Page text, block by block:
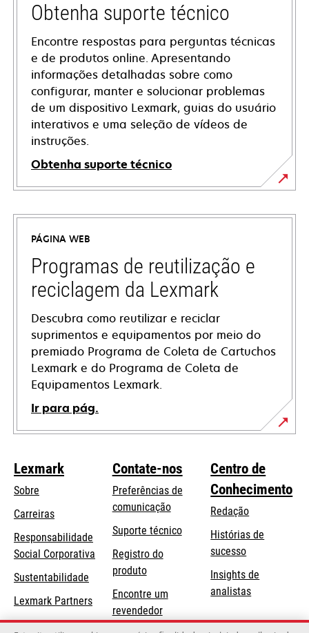
Obtenha suporte técnico
Encontre respostas para perguntas técnicas
e de produtos online. Apresentando
informações detalhadas sobre como
configurar, manter e solucionar problemas
de um dispositivo Lexmark, guias do usuário
interativos e uma seleção de vídeos de
instruções.
Obtenha suporte técnico
opens
in
new
tab
PÁGINA WEB
Programas de reutilização e
reciclagem da Lexmark
Descubra como reutilizar e reciclar
suprimentos e equipamentos por meio do
premiado Programa de Coleta de Cartuchos
Lexmark e do Programa de Coleta de
Equipamentos Lexmark.
Ir para pág.
Lexmark
Sobre
Carreiras
Responsabilidade
Social Corporativa opens
new
tab
Sustentabilidade
Lexmark Partners
Contate-nos
Preferências de
comunicação
Suporte técnicoopens
Registro do
produto
Encontre um
revendedor
Centro de
Conhecimento
Redação
Histórias de
sucesso
Insights de
analistas